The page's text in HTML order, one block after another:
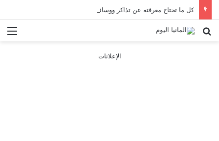
كل ما تحتاج معرفته عن تذاكر ووسائل النقل في باريس 2025
بحث عن
الإعلانات